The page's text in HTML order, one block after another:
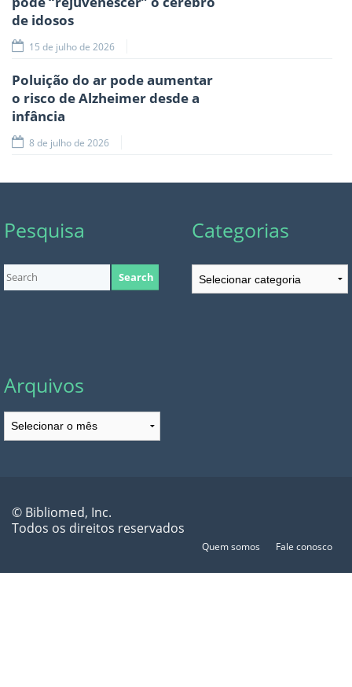
de idosos
15 de julho de 2026
Poluição do ar pode aumentar
o risco de Alzheimer desde a
infância
8 de julho de 2026
Pesquisa Categorias
Categorias
Arquivos
Arquivos
© Bibliomed, Inc.
Todos os direitos reservados
Quem somos Fale conosco